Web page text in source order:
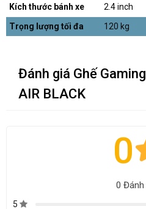
Kích thước bánh xe
2.4 inch
Trọng lượng tối đa
120 kg
Đánh giá Ghế
AIR BLACK
0
0 Đánh
5